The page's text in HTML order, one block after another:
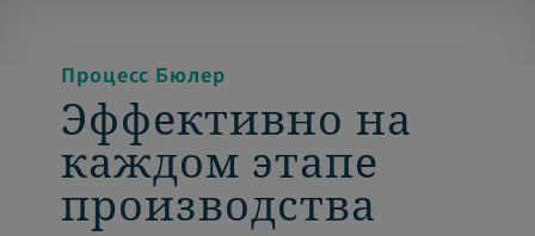
Процесс Бюлер
Эффективно на
каждом этапе
производства